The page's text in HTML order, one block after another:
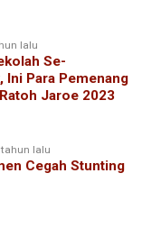
lalu
Se-
Ini Para Pemenang
Jaroe 2023
lalu
Cegah Stunting